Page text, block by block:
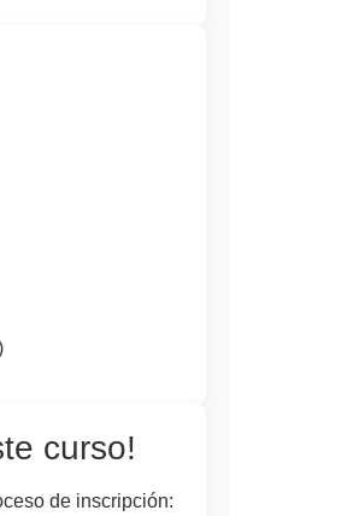
curso!
de inscripción: